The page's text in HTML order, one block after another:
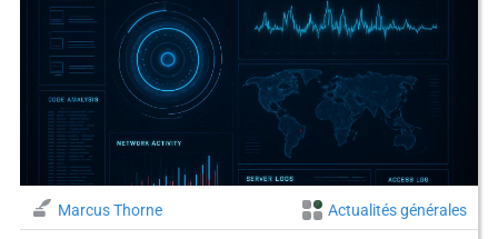
Marcus Thorne Actualités générales